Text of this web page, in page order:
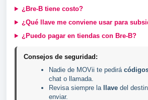
¿Bre-B tiene costo?
¿Qué llave me conviene usar para
¿Puedo pagar en tiendas con Bre-B?
Consejos de seguridad:
Nadie de MOVii te pedirá
chat o llamada.
Revisa siempre la
llave del
enviar.